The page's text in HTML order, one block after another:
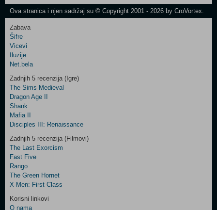
Newsletter
Control
Field
Two
Newsletter
Control
Field
Three
Newsletter
Ova stranica i njen sadržaj su © Copyright 2001 - 2026 by CroVortex.
Zabava
Šifre
Vicevi
Iluzije
Net.bela
Zadnjih 5 recenzija (Igre)
The Sims Medieval
Dragon Age II
Shank
Mafia II
Disciples III: Renaissance
Zadnjih 5 recenzija (Filmovi)
The Last Exorcism
Fast Five
Rango
The Green Hornet
X-Men: First Class
Korisni linkovi
O nama